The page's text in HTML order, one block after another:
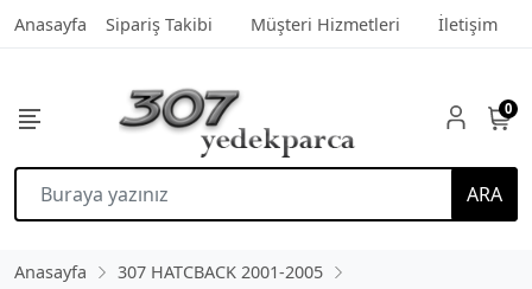
Anasayfa Sipariş Takibi Müşteri Hizmetleri İletişim
ARA
0
Anasayfa
307 HATCBACK 2001-2005